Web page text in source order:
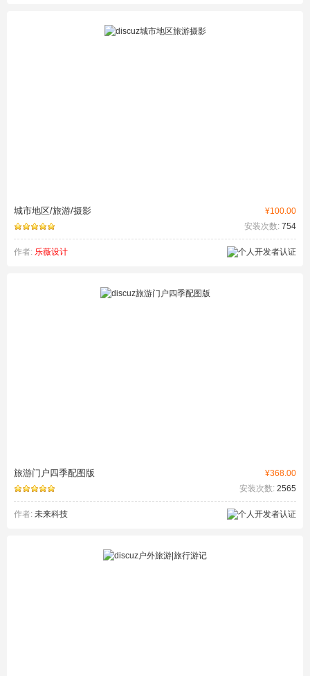
¥100.00
城市地区/旅游/摄影
安装次数: 754
作者: 乐薇设计
¥368.00
旅游门户四季配图版
安装次数: 2565
作者: 未来科技